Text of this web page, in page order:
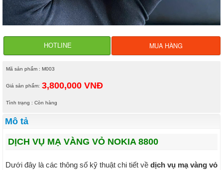
HOTLINE MUA HÀNG
Mã sản phẩm : M003
Giá sản phẩm: 3,800,000 VNĐ
Tình trạng : Còn hàng
Mô tả
DỊCH VỤ MẠ VÀNG VỎ NOKIA 8800
Dưới đây là các thông số kỹ thuật chi tiết về dịch vụ mạ vàng vỏ